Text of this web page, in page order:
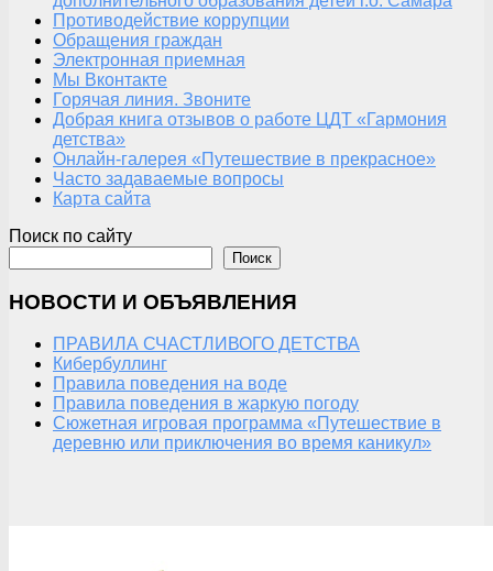
Противодействие коррупции
Обращения граждан
Электронная приемная
Мы Вконтакте
Горячая линия. Звоните
Добрая книга отзывов о работе ЦДТ «Гармония
детства»
Онлайн-галерея «Путешествие в прекрасное»
Часто задаваемые вопросы
Карта сайта
Поиск по сайту
Поиск
НОВОСТИ И ОБЪЯВЛЕНИЯ
ПРАВИЛА СЧАСТЛИВОГО ДЕТСТВА
Кибербуллинг
Правила поведения на воде
Правила поведения в жаркую погоду
Сюжетная игровая программа «Путешествие в
деревню или приключения во время каникул»